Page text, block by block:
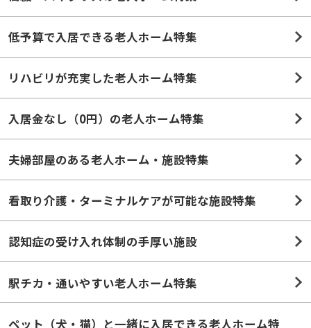
低予算で入居できる老人ホーム特集
リハビリが充実した老人ホーム特集
入居金なし（0円）の老人ホーム特集
夫婦部屋のある老人ホーム・施設特集
看取り介護・ターミナルケアが可能な施設特集
認知症の受け入れ体制の手厚い施設
駅チカ・通いやすい老人ホーム特集
ペット（犬・猫）と一緒に入居できる老人ホーム特